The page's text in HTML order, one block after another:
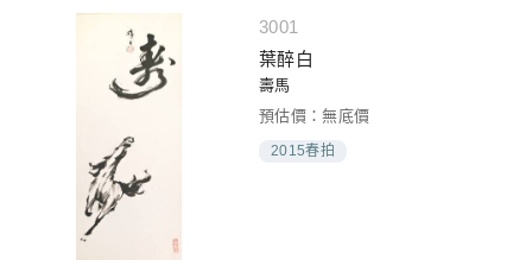
3001
葉醉白
壽馬
預估價：無底價
2015春拍